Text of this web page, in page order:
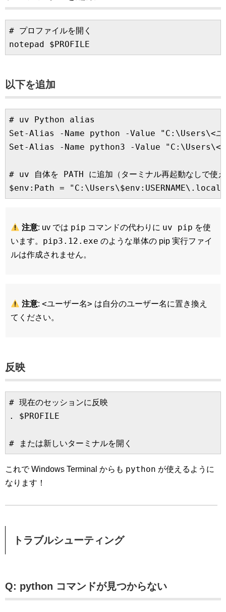
# プロファイルを開く
以下を追加
# uv Python alias
Set-Alias -Name python -Value "C:\Users\<
Set-Alias -Name python3 -Value "C:\Users\<
# uv 自体を PATH に追加（ターミナル再起動なしで使
注意: uv では pip コマンドの代わりに uv pip を使
います。 pip3.12.exe のような単体の pip 実行ファイ
ルは作成されません。
注意:<ユーザー名> は自分のユーザー名に置き換え
てください。
反映
# 現在のセッションに反映
. $PROFILE
これで Windows Terminal からも python が使えるように
なります！
トラブルシューティング
Q: python コマンドが見つからない